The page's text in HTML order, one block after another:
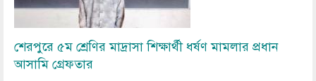
শেরপুরে ৫ম শ্রেণির মাদ্রাসা শিক্ষার্থী ধর্ষণ মামলার প্রধান
আসামি গ্রেফতার